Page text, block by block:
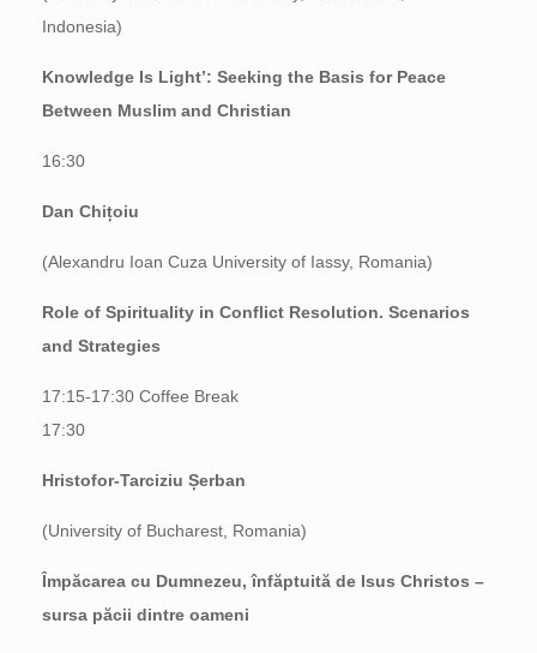
Indonesia)
Knowledge Is Light’: Seeking the Basis for Peace
Between Muslim and Christian
16:30
Dan Chițoiu
(Alexandru Ioan Cuza University of Iassy, Romania)
Role of Spirituality in Conflict Resolution. Scenarios
and Strategies
17:15-17:30 Coffee Break
17:30
Hristofor-Tarciziu Șerban
(University of Bucharest, Romania)
Împăcarea cu Dumnezeu, înfăptuită de Isus Christos –
sursa păcii dintre oameni